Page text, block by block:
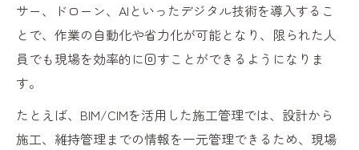
サー、ドローン、AIといったデジタル技術を導入するこ
とで、作業の自動化や省力化が可能となり、限られた人
員でも現場を効率的に回すことができるようになりま
す。
たとえば、BIM/CIMを活用した施工管理では、設計から
施工、維持管理までの情報を一元管理できるため、現場